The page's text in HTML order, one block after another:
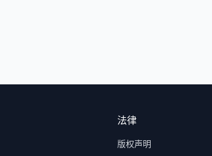
法律
版权声明